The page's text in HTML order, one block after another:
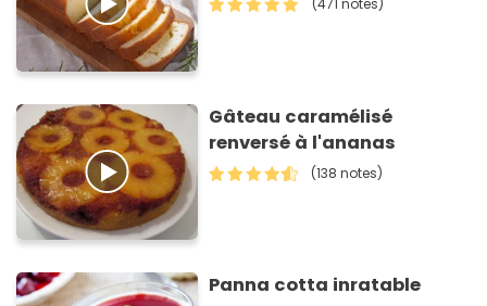
(471 notes)
Gâteau caramélisé
renversé à l'ananas
(138 notes)
Panna cotta inratable